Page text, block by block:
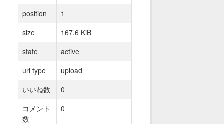
position
1
size
167.6 KiB
state
active
url type
upload
いいね数
0
コメント
数
0